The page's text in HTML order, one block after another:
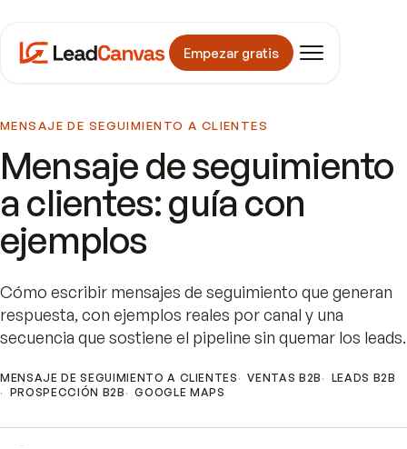
Empezar gratis
MENSAJE DE SEGUIMIENTO A CLIENTES
Mensaje de seguimiento
a clientes: guía con
ejemplos
Cómo escribir mensajes de seguimiento que generan
respuesta, con ejemplos reales por canal y una
secuencia que sostiene el pipeline sin quemar los leads.
MENSAJE DE SEGUIMIENTO A CLIENTES VENTAS B2B
LEADS B2B
PROSPECCIÓN B2B
GOOGLE MAPS